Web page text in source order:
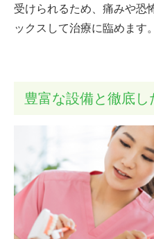
受けられるため、痛みや恐
ックスして治療に臨めます。
豊富な設備と徹底し